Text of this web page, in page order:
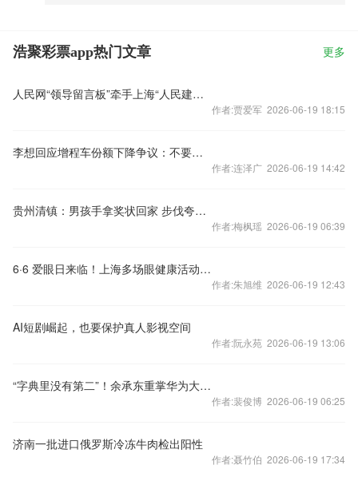
浩聚彩票app热门文章 更多
人民网“领导留言板”牵手上海“人民建议征集”共启新征程
作者:贾爱军 2026-06-19 18:15
李想回应增程车份额下降争议：不要搞能源鄙视链
作者:连泽广 2026-06-19 14:42
贵州清镇：男孩手拿奖状回家 步伐夸张萌翻网友
作者:梅枫瑶 2026-06-19 06:39
6·6 爱眼日来临！上海多场眼健康活动等你赴约
作者:朱旭维 2026-06-19 12:43
AI短剧崛起，也要保护真人影视空间
作者:阮永苑 2026-06-19 13:06
“字典里没有第二”！余承东重掌华为大模型，鸿蒙7迈向智能体时代
作者:裴俊博 2026-06-19 06:25
济南一批进口俄罗斯冷冻牛肉检出阳性
作者:聂竹伯 2026-06-19 17:34